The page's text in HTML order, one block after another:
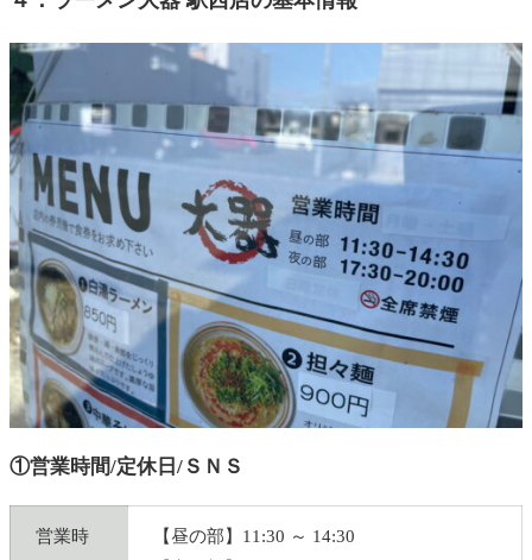
①営業時間/定休日/ＳＮＳ
営業時
【昼の部】11:30 ～ 14:30